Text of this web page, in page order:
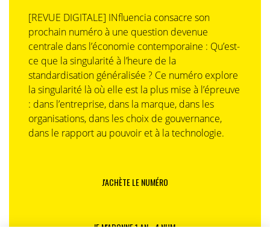
[REVUE DIGITALE] INfluencia consacre son
prochain numéro à une question devenue
centrale dans l’économie contemporaine : Qu’est-
ce que la singularité à l’heure de la
standardisation généralisée ? Ce numéro explore
la singularité là où elle est la plus mise à l’épreuve
: dans l’entreprise, dans la marque, dans les
organisations, dans les choix de gouvernance,
dans le rapport au pouvoir et à la technologie.
J'ACHÈTE LE NUMÉRO
JE M'ABONNE 1 AN - 4 NUM.